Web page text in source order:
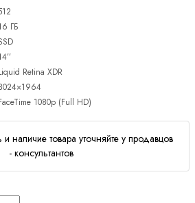
ГБ
Retina XDR
1080p (Full HD)
наличие товара уточняйте у продавцов
- консультантов